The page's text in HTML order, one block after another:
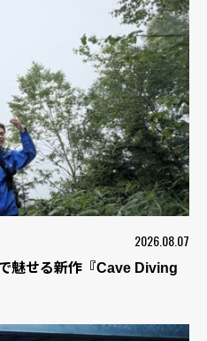
2026.08.07
魅せる新作『Cave Diving